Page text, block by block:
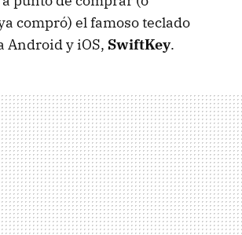
compró) el famoso teclado
Android y iOS, SwiftKey.